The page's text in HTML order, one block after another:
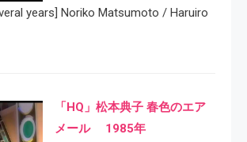
years] Noriko Matsumoto / Haruiro
「HQ」松本典子 春色のエア
メール 1985年